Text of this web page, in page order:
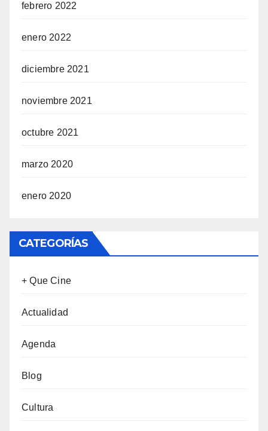
febrero 2022
enero 2022
diciembre 2021
noviembre 2021
octubre 2021
marzo 2020
enero 2020
CATEGORÍAS
+ Que Cine
Actualidad
Agenda
Blog
Cultura